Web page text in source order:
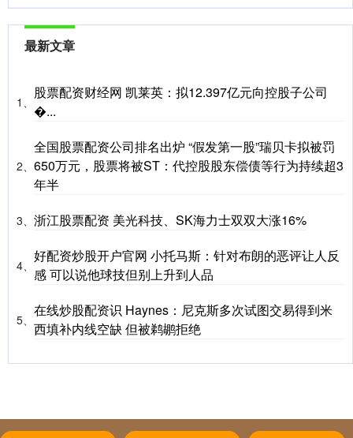
最新文章
1、
股票配资财经网 凯莱英：拟12.397亿元向控股子公司
�...
2、
全国股票配资公司排名出炉 “假发第一股”瑞贝卡拟被罚
650万元，股票将被ST：代控股股东偿债等行为持续超3
年半
3、 浙江股票配资 美光科技、SK海力士双双大涨16%
4、
好配资炒股开户官网 小托马斯：针对布朗的恶评让人反
感 可以说他球技但别上升到人品
5、
在线炒股配资识 Haynes：尼克斯多次试图交易得到米
西填补内线空缺 但被鹈鹕拒绝